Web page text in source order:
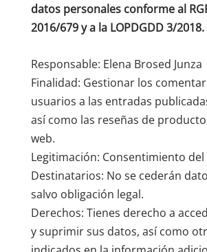
datos personales conforme al
2016/679 y a la LOPDGDD 3/2018.
Responsable: Elena Brosed Junza
Finalidad: Gestionar los
usuarios a las entradas
así como las reseñas de
web.
Legitimación: Consentimiento
Destinatarios: No se cederán
salvo obligación legal.
Derechos: Tienes derecho a
y suprimir sus datos, así como